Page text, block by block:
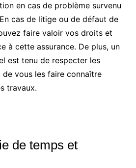
en cas de problème survenu
cas de litige ou de défaut de
faire valoir vos droits et
à cette assurance. De plus, un
est tenu de respecter les
vous les faire connaître
travaux.
de temps et